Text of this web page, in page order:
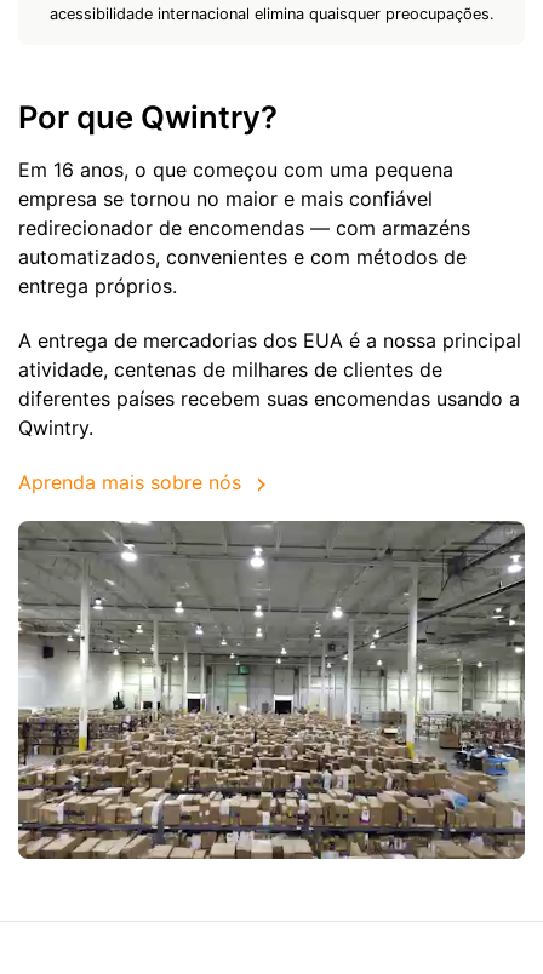
acessibilidade internacional elimina quaisquer preocupações.
Por que Qwintry?
Em 16 anos, o que começou com uma pequena
empresa se tornou no maior e mais confiável
redirecionador de encomendas — com armazéns
automatizados, convenientes e com métodos de
entrega próprios.
A entrega de mercadorias dos EUA é a nossa principal
atividade, centenas de milhares de clientes de
diferentes países recebem suas encomendas usando a
Qwintry.
Aprenda mais sobre nós